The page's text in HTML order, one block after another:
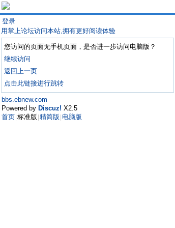
登录
用掌上论坛访问本站,拥有更好阅读体验
您访问的页面无手机页面，是否进一步访问电脑版？
继续访问
返回上一页
点击此链接进行跳转
bbs.ebnew.com
Powered by Discuz! X2.5
首页 标准版 精简版 电脑版